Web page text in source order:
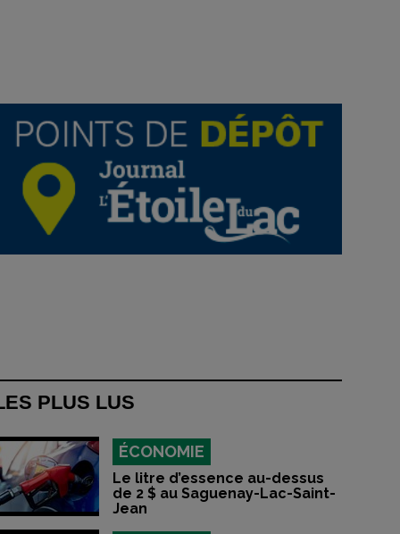
PLUS LUS
ÉCONOMIE
Le litre d’essence au-dessus
de 2 $ au Saguenay-Lac-Saint-
Jean